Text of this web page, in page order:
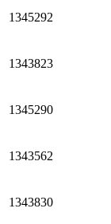
1345292
1343823
1345290
1343562
1343830